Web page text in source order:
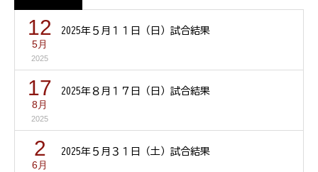
12
5月
2025
2025年５月１１日（日）試合結果
17
8月
2025
2025年８月１７日（日）試合結果
2
6月
2025年５月３１日（土）試合結果